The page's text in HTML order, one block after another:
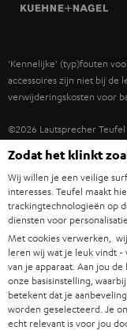
FANSHOP
NIEUWKOMERS
TEUFEL STORY
DUURZAAMHEID
KADOBON
TOEGANKELIJKHEID
ITALIË
USA
'Kennelijke' (typ)fouten
accessoires zijn niet bij de
verwijderingskosten voor
©2026 Lautsprecher
Disclaimer Algemene
Instellingen privacybeleid
Zodat het klinkt
Wij willen je een veilige
interesses. Teufel maakt
trackingtechnologieën op
diensten voor personalisatie.
Met cookies verwerken,
leren wij wat je leuk vindt
van je apparaat. Aan jou de
onze basisinstelling,
betekent dat je
worden geselecteerd. Je
echt relevant is voor jou